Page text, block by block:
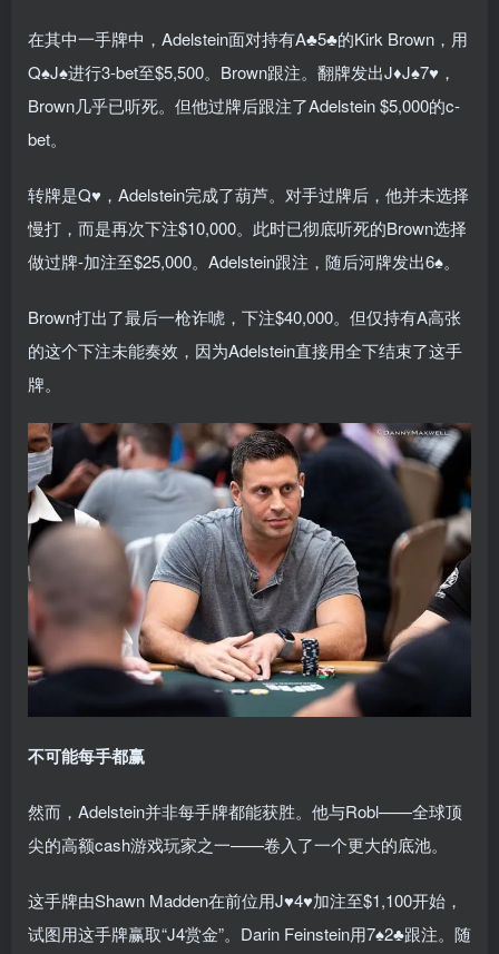
在其中一手牌中，Adelstein面对持有A♣5♣的Kirk Brown，用
Q♠J♠进行3-bet至$5,500。Brown跟注。翻牌发出J♦J♠7♥，
Brown几乎已听死。但他过牌后跟注了Adelstein $5,000的c-
bet。
转牌是Q♥，Adelstein完成了葫芦。对手过牌后，他并未选择
慢打，而是再次下注$10,000。此时已彻底听死的Brown选择
做过牌-加注至$25,000。Adelstein跟注，随后河牌发出6♠。
Brown打出了最后一枪诈唬，下注$40,000。但仅持有A高张
的这个下注未能奏效，因为Adelstein直接用全下结束了这手
牌。
不可能每手都赢
然而，Adelstein并非每手牌都能获胜。他与Robl——全球顶
尖的高额cash游戏玩家之一——卷入了一个更大的底池。
这手牌由Shawn Madden在前位用J♥4♥加注至$1,100开始，
试图用这手牌赢取“J4赏金”。Darin Feinstein用7♠2♣跟注。随